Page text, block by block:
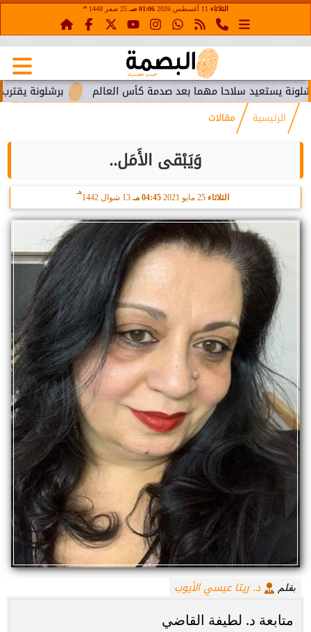
الثلاثاء 01:06 صـ 25 صفر 1448 هـ
برشلونة يقترب من سلاحا مهما بعد صدمة كأس العالم
الرئيسية مقالات
وَيَبْقى الأَمَل..
الثلاثاء 04:45 مـ 13 شوال 1442
هـ
بقلم
د. ريتا عيسي الأيوب
متابعة د. لطيفة القاضي